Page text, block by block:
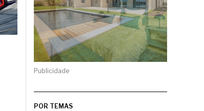
Publicidade
POR TEMAS